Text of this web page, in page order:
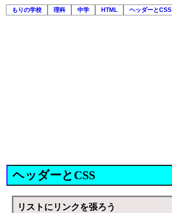
もりの学校 理科 中学 HTML ヘッダーとCSS
ヘッダーとCSS
リストにリンクを張ろう